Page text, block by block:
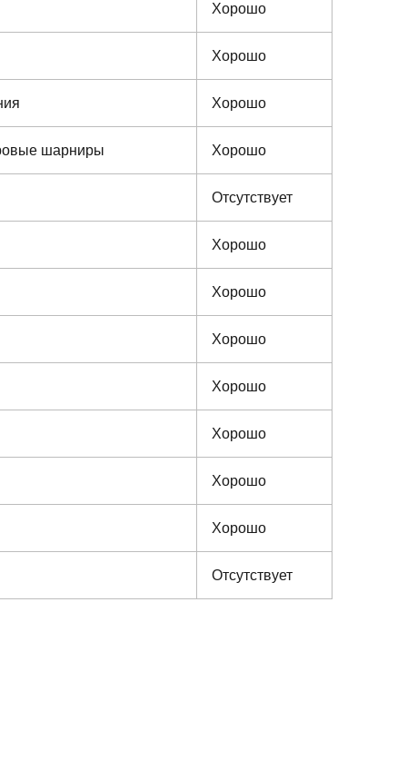
Хорошо
Хорошо
Хорошо
шарниры Хорошо
Отсутствует
Хорошо
Хорошо
Хорошо
Хорошо
Хорошо
Хорошо
Хорошо
Отсутствует